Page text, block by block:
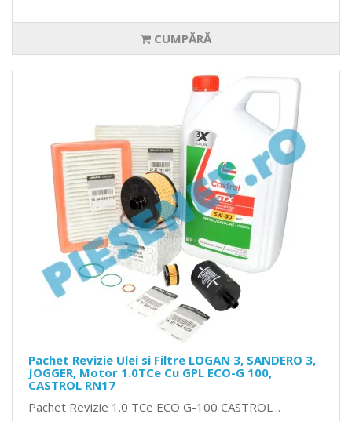
CUMPĂRĂ
Pachet Revizie Ulei si Filtre LOGAN 3, SANDERO 3,
JOGGER, Motor 1.0TCe Cu GPL ECO-G 100,
CASTROL RN17
Pachet Revizie 1.0 TCe ECO G-100 CASTROL ..